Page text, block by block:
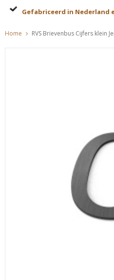
Gefabriceerd in Nederland
Home RVS Brievenbus Cijfers klein